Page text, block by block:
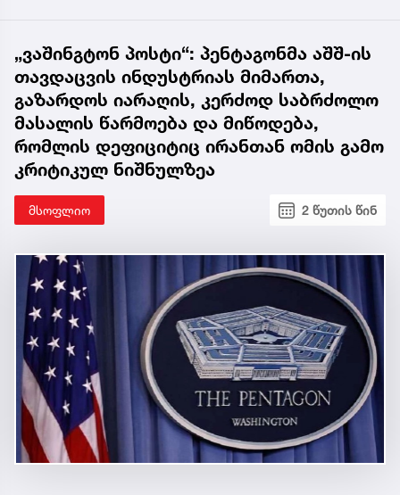
„ვაშინგტონ პოსტი“: პენტაგონმა აშშ-ის
თავდაცვის ინდუსტრიას მიმართა,
გაზარდოს იარაღის, კერძოდ საბრძოლო
მასალის წარმოება და მიწოდება,
რომლის დეფიციტიც ირანთან ომის გამო
კრიტიკულ ნიშნულზეა
მსოფლიო 2 წუთის წინ